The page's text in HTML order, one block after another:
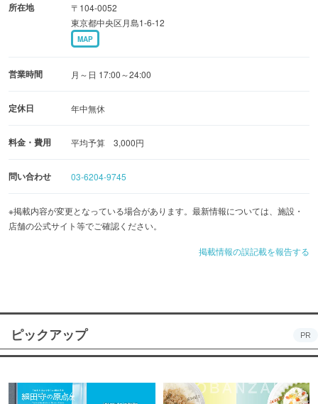
他にも「寫楽」や「陸奥八仙」等の若手蔵元が醸すチャレ
ンジングな日本酒も数多く取り揃え
【日本酒の楽しみ方】
カクテルとしても勧める
【日本酒のよく合うメニュー】
名物「鶏皮煮」（1本190円（税込））等、どれも日本酒を
所在地
〒104-0052
東京都中央区月島1-6-12
MAP
営業時間 月～日 17:00～24:00
定休日 年中無休
料金・費用 平均予算 3,000円
問い合わせ 03-6204-9745
※掲載内容が変更となっている場合があります。最新情報については、施設・
店舗の公式サイト等でご確認ください。
掲載情報の誤記載を報告する
ピックアップ PR